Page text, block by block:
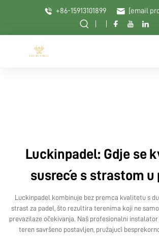
+86-15913101899 [email
Luckinpadel: Gdje se
susreće s strastom u
Luckinpadel kombinuje bez premca kvalitetu s
strast za padel, što rezultira terenima koji ne samo
prevazilaze očekivanja. Naš profesionalni instalator
teren savršeno postavljen, pružajući